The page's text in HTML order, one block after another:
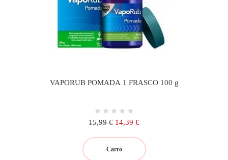
VAPORUB POMADA 1 FRASCO 100 g
Precio
15,99 € Precio
14,39 €
Carro